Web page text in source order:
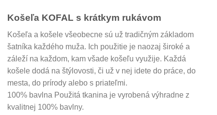
Košeľa KOFAL s krátkym rukávom
Košeľa a košele všeobecne sú už tradičným základom
šatníka každého muža. Ich použitie je naozaj široké a
záleží na každom, kam všade košeľu využije. Každá
košele dodá na štýlovosti, či už v nej idete do práce, do
mesta, do prírody alebo s priateľmi.
100% bavlna Použitá tkanina je vyrobená výhradne z
kvalitnej 100% bavlny.